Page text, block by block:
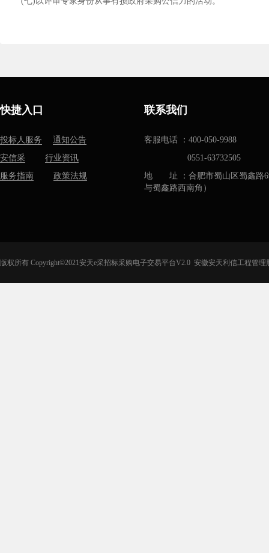
快捷入口
投标人服务
通知公告
安信采
行业资讯
服务指南
政策法规
联系我们
客服电话 ：400-050-9988
0551-63732505
地 址 ：合肥市蜀山区蜀鑫路
与蜀鑫路西南角）
版权所有 Copyright©2021安天e采招标采购电子交易平台V2.0 安徽安天利信工程管理